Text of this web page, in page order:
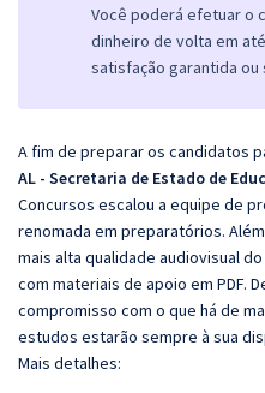
Você poderá efetuar o
dinheiro de volta em
satisfação garantida
A fim de preparar os candidatos
AL - Secretaria de Estado de
Concursos escalou a equipe de
renomada em preparatórios.
mais alta qualidade audiovisual
com materiais de apoio em PDF.
compromisso com o que há de
estudos estarão sempre à sua
Mais detalhes: